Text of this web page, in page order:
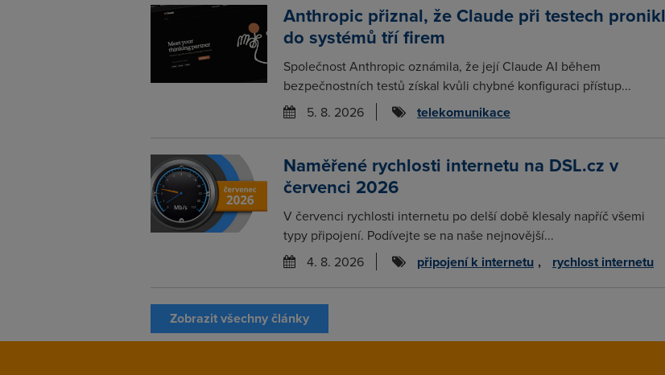
Anthropic přiznal, že Claude při testech pronikl
do systémů tří firem
Společnost Anthropic oznámila, že její Claude AI během
bezpečnostních testů získal kvůli chybné konfiguraci přístup...
5. 8. 2026
telekomunikace
Naměřené rychlosti internetu na DSL.cz v
červenci 2026
V červenci rychlosti internetu po delší době klesaly napříč všemi
typy připojení. Podívejte se na naše nejnovější...
4. 8. 2026
připojení k internetu , rychlost internetu
Zobrazit všechny články